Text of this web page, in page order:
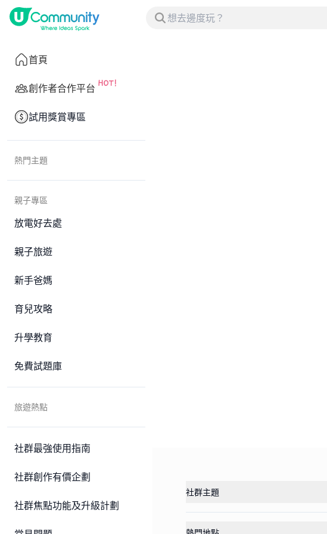
首頁
創作者合作平台
試用獎賞專區
熱門主題
親子專區
放電好去處
親子旅遊
新手爸媽
育兒攻略
升學教育
免費試題庫
旅遊熱點
社群最強使用指南
社群創作有價企劃
社群焦點功能及升級計劃
社群主題